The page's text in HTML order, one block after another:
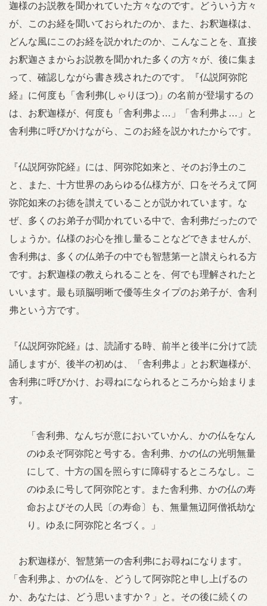
迦様のお説教を聞かれていた方々なのです。どういう方々
が、このお経を聞いておられたのか、また、お釈迦様は、
どんな風にこのお経を説かれたのか、こんなことを、直接
お釈迦さまからお説教を聞かれた多くの方々が、後に集ま
って、確認しながら書き残されたのです。『仏説阿弥陀
経』に何度も「舎利弗(しゃりほつ)」の名前が登場するの
は、お釈迦様が、何度も「舎利弗よ…」「舎利弗よ…」と
舎利弗に呼びかけながら、このお経を説かれたからです。
『仏説阿弥陀経』には、阿弥陀如来と、そのお浄土のこ
と、また、十方世界のあらゆる仏様方が、口をそろえて阿
弥陀如来のお徳を讃えていることが説かれています。な
ぜ、多くのお弟子が聞かれている中で、舎利弗だったので
しょうか。仏様のお心を推し量ることなどできませんが、
舎利弗は、多くの仏弟子の中でも智慧第一と讃えられる方
です。お釈迦様の教えられることを、何でも理解されたと
いいます。最も頭脳明晰で優等生タイプのお弟子が、舎利
弗という方です。
『仏説阿弥陀経』は、読誦する時、前半と後半に分けて読
誦しますが、後半の初めは、「舎利弗よ」とお釈迦様が、
舎利弗に呼びかけ、お尋ねになられるところから始まりま
す。
「舎利弗、なんぢが意においていかん、かの仏をなん
のゆゑぞ阿弥陀と号する。舎利弗、かの仏の光明無量
にして、十方の国を照らすに障碍するところなし。こ
のゆゑに号して阿弥陀とす。また舎利弗、かの仏の寿
命およびその人民〔の寿命〕も、無量無辺阿僧祇劫な
り。ゆゑに阿弥陀と名づく。」
お釈迦様が、智慧第一の舎利弗にお尋ねになります。
「舎利弗よ、かの仏を、どうして阿弥陀と申し上げるの
か、あなたは、どう思いますか？」と。その後に続くの